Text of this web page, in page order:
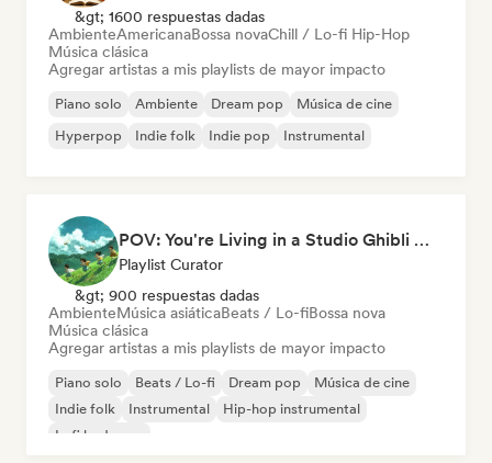
&gt; 1600 respuestas dadas
AmbienteAmericanaBossa novaChill / Lo-fi Hip-Hop
Música clásica
Agregar artistas a mis playlists de mayor impacto
Piano solo Ambiente Dream pop
Música de cine
Hyperpop
Indie folk Indie pop Instrumental
POV: You're Living in a Studio Ghibli Movie 🌱 Neo-Classical Piano & Dream Pop
Playlist Curator
&gt; 900 respuestas dadas
AmbienteMúsica asiáticaBeats / Lo-fiBossa nova
Música clásica
Agregar artistas a mis playlists de mayor impacto
Piano solo Beats / Lo-fi Dream pop
Música de cine
Indie folk
Instrumental
Hip-hop instrumental
Lofi bedroom